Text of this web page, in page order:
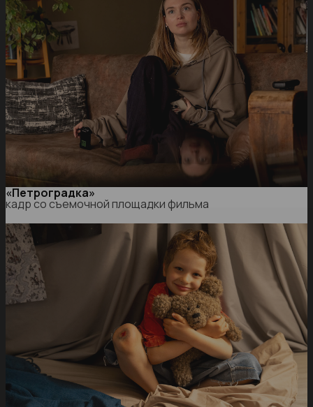
«Петроградка»
кадр со съемочной площадки фильма